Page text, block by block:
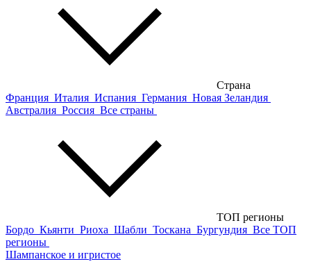
Страна
Франция Италия Испания Германия Новая Зеландия
Австралия Россия Все страны
ТОП регионы
Бордо Кьянти Риоха Шабли Тоскана Бургундия Все ТОП
регионы
Шампанское и игристое